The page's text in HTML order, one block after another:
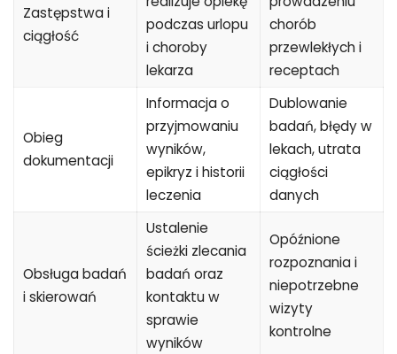
Zastępstwa i
ciągłość
podczas urlopu
i choroby
lekarza
chorób
przewlekłych i
receptach
Obieg
dokumentacji
Informacja o
przyjmowaniu
wyników,
epikryz i historii
leczenia
Dublowanie
badań, błędy w
lekach, utrata
ciągłości
danych
Obsługa badań
i skierowań
Ustalenie
ścieżki zlecania
badań oraz
kontaktu w
sprawie
wyników
Opóźnione
rozpoznania i
niepotrzebne
wizyty
kontrolne